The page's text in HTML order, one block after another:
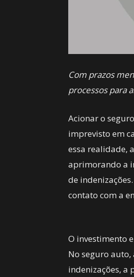
Com prazos
processos para
Acionar o
imprevisto em
essa realidade,
aprimorando a
de
contato com a
O investimento
No seguro
indenizações, a